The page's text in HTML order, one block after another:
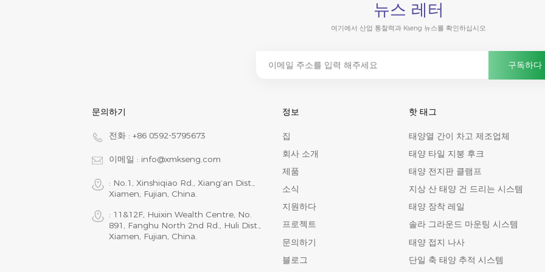
뉴스 레터
여기에서 산업 통찰력과 Kseng 뉴스를 확인하십시오.
문의하기
전화 : +86 0592-5795673
이메일 : info@xmkseng.com
: No.1, Xinshiqiao Rd., Xiang‘an Dist.,
Xiamen, Fujian, China.
: 11&12F, Huixin Wealth Centre, No.
891, Fanghu North 2nd Rd., Huli Dist.,
Xiamen, Fujian, China.
정보
집
회사 소개
제품
소식
지원하다
프로젝트
문의하기
블로그
핫 태그
태양열 간이 차고 제조업체
태양 타일 지붕 후크
태양 전지판 클램프
지상 산 태양 건 드리는 시스템
태양 장착 레일
솔라 그라운드 마운팅 시스템
태양 접지 나사
단일 축 태양 추적 시스템